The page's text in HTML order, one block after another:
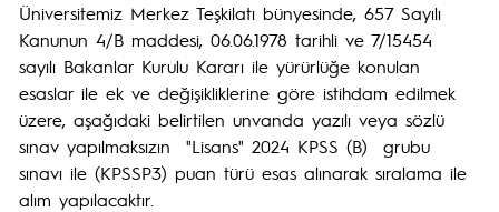
Üniversitemiz Merkez Teşkilatı bünyesinde, 657 Sayılı
Kanunun 4/B maddesi, 06.06.1978 tarihli ve 7/15454
sayılı Bakanlar Kurulu Kararı ile yürürlüğe konulan
esaslar ile ek ve değişikliklerine göre istihdam edilmek
üzere, aşağıdaki belirtilen unvanda yazılı veya sözlü
sınav yapılmaksızın "Lisans" 2024 KPSS (B) grubu
sınavı ile (KPSSP3) puan türü esas alınarak sıralama ile
alım yapılacaktır.